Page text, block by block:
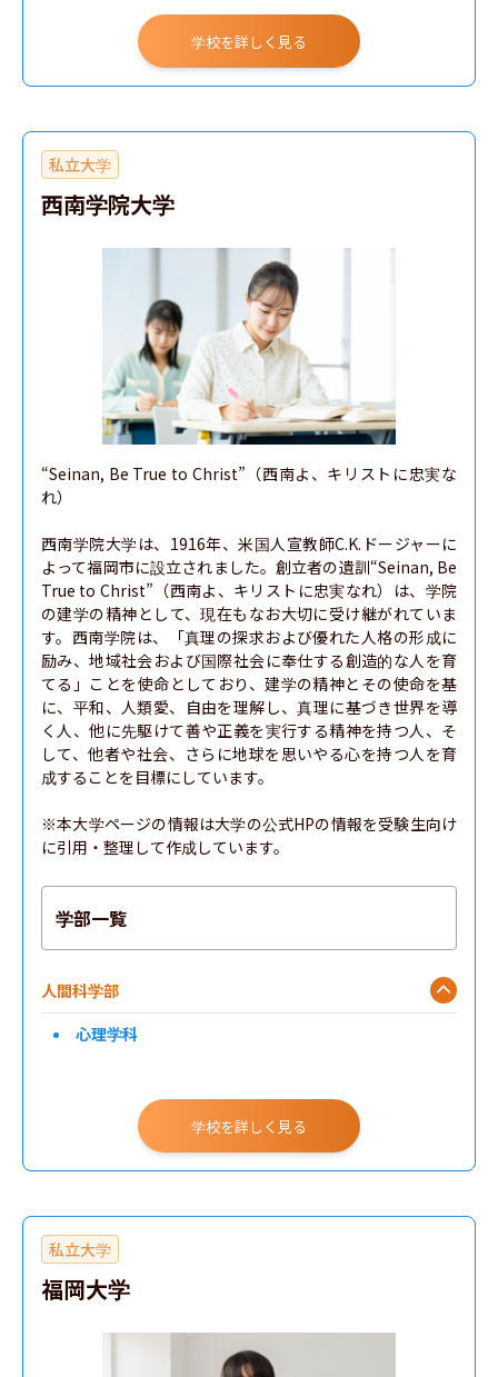
学校を詳しく見る
私立大学
西南学院大学
“Seinan, Be True to Christ”（西南よ、キリストに忠実な
れ）
西南学院大学は、1916年、米国人宣教師C.K.ドージャーに
よって福岡市に設立されました。創立者の遺訓“Seinan, Be
True to Christ”（西南よ、キリストに忠実なれ）は、学院
の建学の精神として、現在もなお大切に受け継がれていま
す。西南学院は、「真理の探求および優れた人格の形成に
励み、地域社会および国際社会に奉仕する創造的な人を育
てる」ことを使命としており、建学の精神とその使命を基
に、平和、人類愛、自由を理解し、真理に基づき世界を導
く人、他に先駆けて善や正義を実行する精神を持つ人、そ
して、他者や社会、さらに地球を思いやる心を持つ人を育
成することを目標にしています。
※本大学ページの情報は大学の公式HPの情報を受験生向け
に引用・整理して作成しています。
学部一覧
人間科学部
心理学科
学校を詳しく見る
私立大学
福岡大学